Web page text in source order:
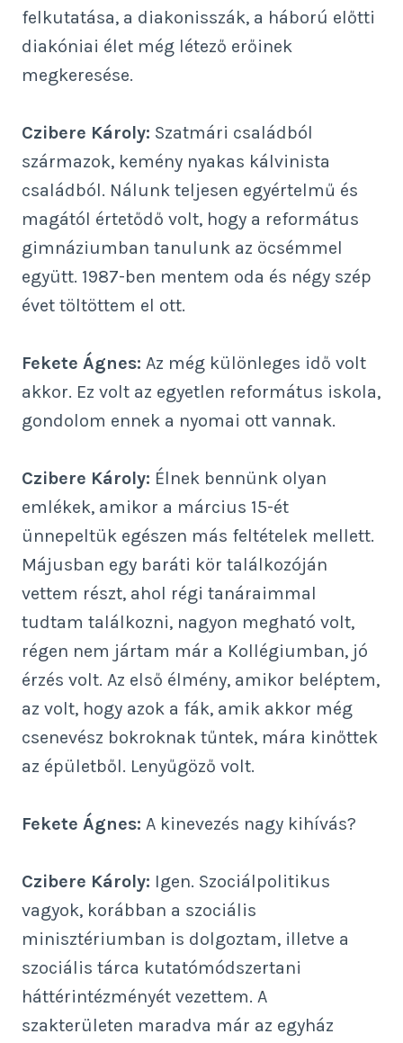
felkutatása, a diakonisszák, a háború előtti
diakóniai élet még létező erőinek
megkeresése.
Czibere Károly: Szatmári családból
származok, kemény nyakas kálvinista
családból. Nálunk teljesen egyértelmű és
magától értetődő volt, hogy a református
gimnáziumban tanulunk az öcsémmel
együtt. 1987-ben mentem oda és négy szép
évet töltöttem el ott.
Fekete Ágnes: Az még különleges idő volt
akkor. Ez volt az egyetlen református iskola,
gondolom ennek a nyomai ott vannak.
Czibere Károly: Élnek bennünk olyan
emlékek, amikor a március 15-ét
ünnepeltük egészen más feltételek mellett.
Májusban egy baráti kör találkozóján
vettem részt, ahol régi tanáraimmal
tudtam találkozni, nagyon megható volt,
régen nem jártam már a Kollégiumban, jó
érzés volt. Az első élmény, amikor beléptem,
az volt, hogy azok a fák, amik akkor még
csenevész bokroknak tűntek, mára kinőttek
az épületből. Lenyűgöző volt.
Fekete Ágnes: A kinevezés nagy kihívás?
Czibere Károly: Igen. Szociálpolitikus
vagyok, korábban a szociális
minisztériumban is dolgoztam, illetve a
szociális tárca kutatómódszertani
háttérintézményét vezettem. A
szakterületen maradva már az egyház